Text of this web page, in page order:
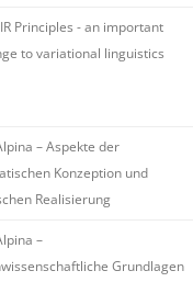
Principles - an important
to variational linguistics
– Aspekte der
Konzeption und
Realisierung
–
Grundlagen